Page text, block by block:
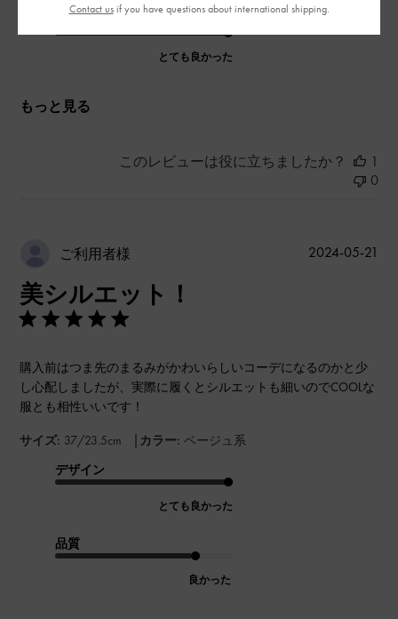
とても良かった
もっと見る
このレビューは役に立ちましたか？
1
0
ご利用者様
美シルエット！
購入前はつま先のまるみがかわいらしいコーデになるのかと少
し心配しましたが、実際に履くとシルエットも細いのでCOOLな
服とも相性いいです！
サイズ: 37/23.5cm | カラー: ベージュ系
デザイン
とても良かった
品質
良かった
2024-05-21
Contact usif you have questions about international shipping.